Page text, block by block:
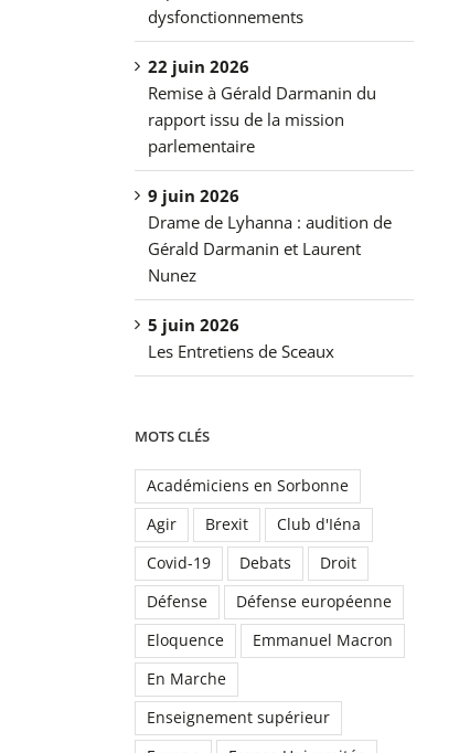
dysfonctionnements
22 juin 2026
Remise à Gérald Darmanin du
rapport issu de la mission
parlementaire
9 juin 2026
Drame de Lyhanna : audition de
Gérald Darmanin et Laurent
Nunez
5 juin 2026
Les Entretiens de Sceaux
MOTS CLÉS
Académiciens en Sorbonne
Agir
Brexit
Club d'Iéna
Covid-19
Debats
Droit
Défense
Défense européenne
Eloquence
Emmanuel Macron
En Marche
Enseignement supérieur